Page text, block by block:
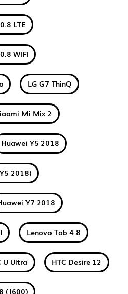
LTE
WIFI
LG G7 ThinQ
Mi Mix 2
Huawei Y5 2018
2018)
Y7 2018
Lenovo Tab 4 8
U Ultra HTC Desire 12
(J600)